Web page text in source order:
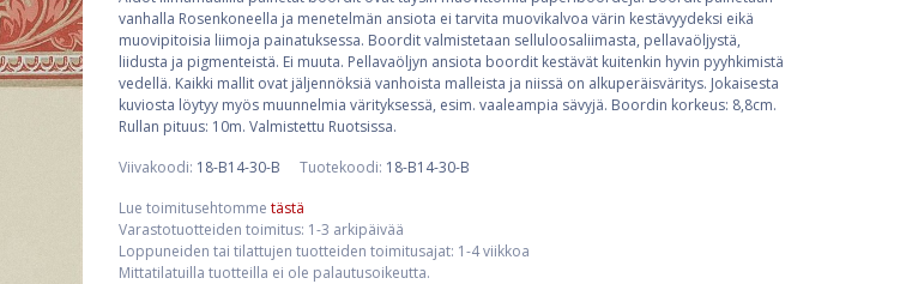
vanhalla Rosenkoneella ja menetelmän ansiota ei tarvita muovikalvoa värin kestävyydeksi eikä
muovipitoisia liimoja painatuksessa. Boordit valmistetaan selluloosaliimasta, pellavaöljystä,
liidusta ja pigmenteistä. Ei muuta. Pellavaöljyn ansiota boordit kestävät kuitenkin hyvin pyyhkimistä
vedellä. Kaikki mallit ovat jäljennöksiä vanhoista malleista ja niissä on alkuperäisväritys. Jokaisesta
kuviosta löytyy myös muunnelmia värityksessä, esim. vaaleampia sävyjä. Boordin korkeus: 8,8cm.
Rullan pituus: 10m. Valmistettu Ruotsissa.
Viivakoodi: 18-B14-30-B Tuotekoodi: 18-B14-30-B
Lue toimitusehtomme tästä
Varastotuotteiden toimitus: 1-3 arkipäivää
Loppuneiden tai tilattujen tuotteiden toimitusajat: 1-4 viikkoa
Mittatilatuilla tuotteilla ei ole palautusoikeutta.